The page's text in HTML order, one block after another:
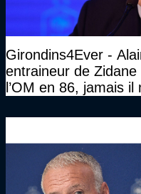
Girondins4Ever -
entraineur de Zidane
l’OM en 86, jamais il